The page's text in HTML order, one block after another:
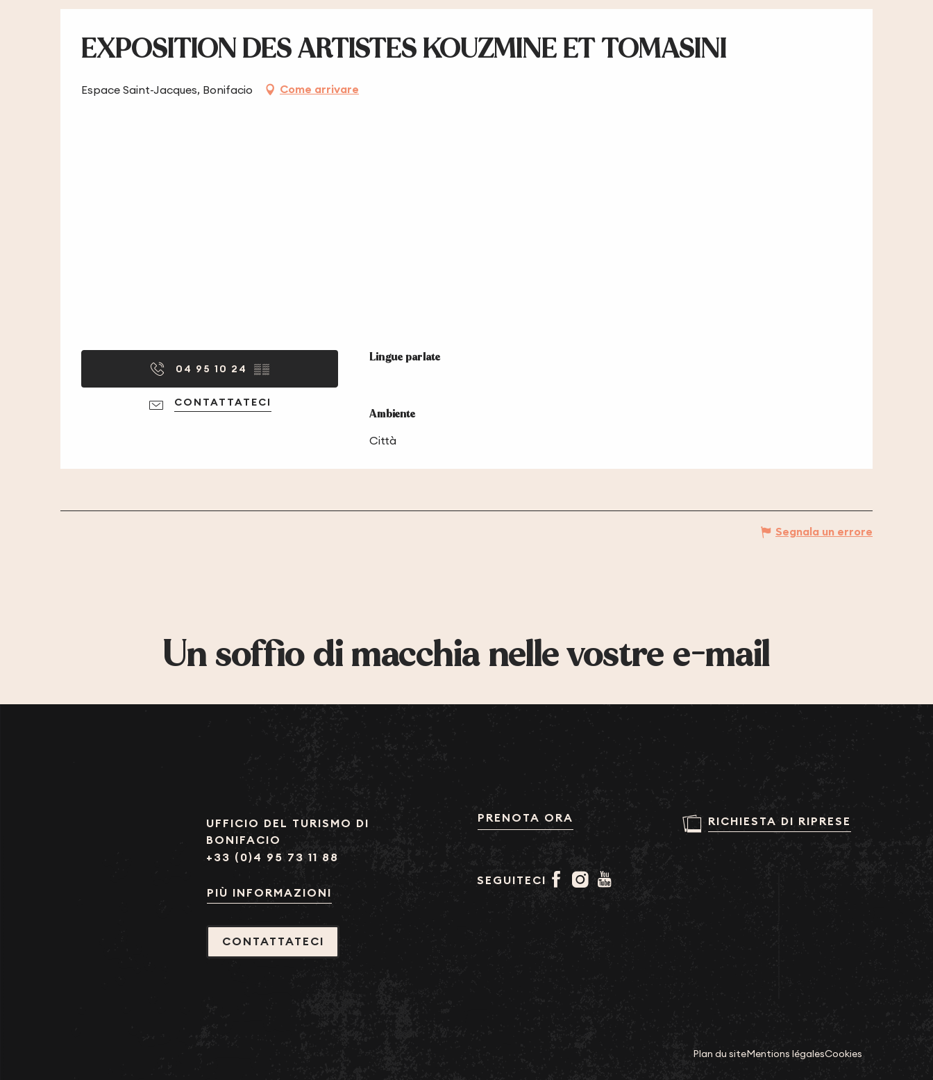
EXPOSITION DES ARTISTES KOUZMINE ET TOMASINI
Espace Saint-Jacques, Bonifacio Come arrivare
04 95 10 24 ▒▒
CONTATTATECI
Lingue parlate
Lingue parlate
Ambiente
Ambiente
Città
Segnala un errore
Un soffio di macchia nelle vostre e-mail
UFFICIO DEL TURISMO DI
BONIFACIO
+33 (0)4 95 73 11 88
PIÙ INFORMAZIONI
CONTATTATECI
SEGUITECI
PRENOTA ORA RICHIESTA DI RIPRESE
Plan du siteMentions légalesCookies